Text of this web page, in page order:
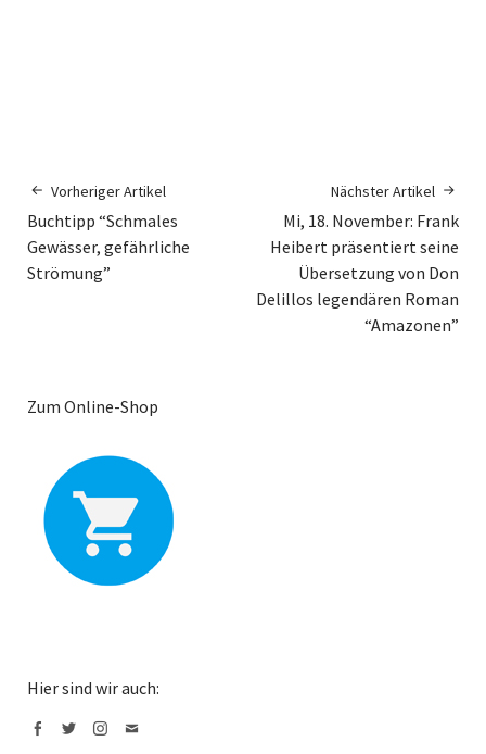
Vorheriger Artikel
Buchtipp “Schmales
Gewässer, gefährliche
Strömung”
Nächster Artikel
Mi, 18. November: Frank
Heibert präsentiert seine
Übersetzung von Don
Delillos legendären Roman
“Amazonen”
Zum Online-Shop
Hier sind wir auch: